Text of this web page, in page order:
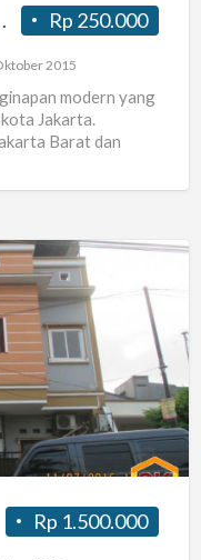
Rp 250.000
Senayan
2015
modern yang
Jakarta.
Barat dan
Rp 1.500.000